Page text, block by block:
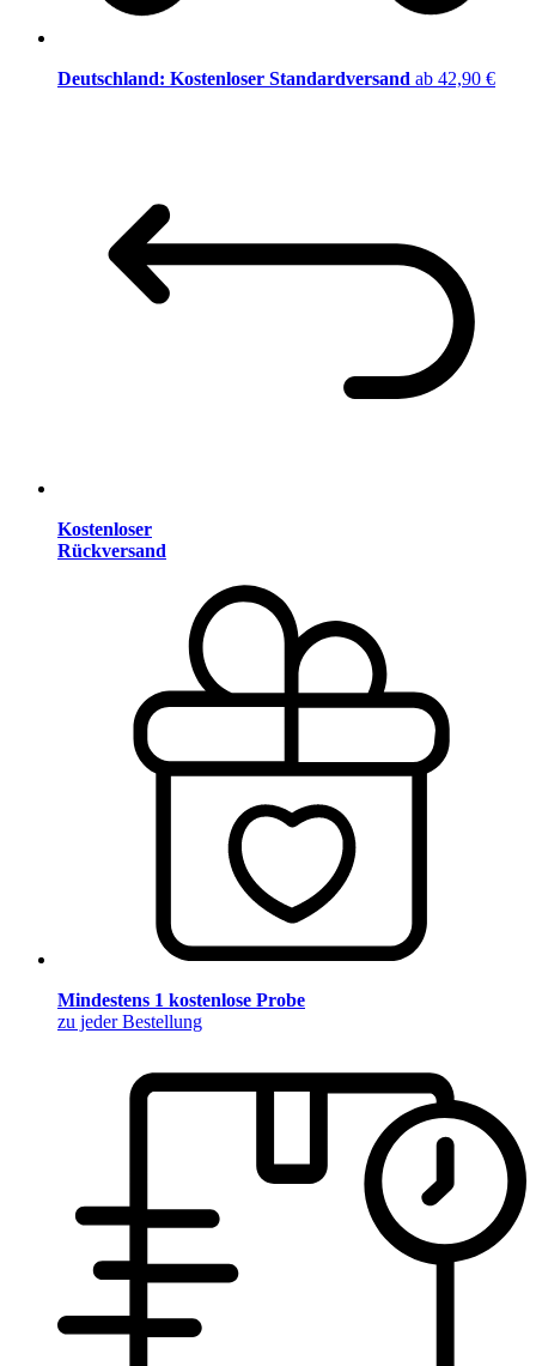
Deutschland: Kostenloser Standardversand ab 42,90 €
Kostenloser
Rückversand
Mindestens 1 kostenlose Probe
zu jeder Bestellung